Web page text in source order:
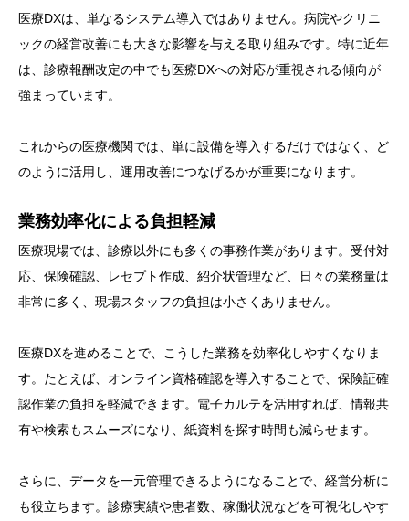
医療DXは、単なるシステム導入ではありません。病院やクリニ
ックの経営改善にも大きな影響を与える取り組みです。特に近年
は、診療報酬改定の中でも医療DXへの対応が重視される傾向が
強まっています。
これからの医療機関では、単に設備を導入するだけではなく、ど
のように活用し、運用改善につなげるかが重要になります。
業務効率化による負担軽減
医療現場では、診療以外にも多くの事務作業があります。受付対
応、保険確認、レセプト作成、紹介状管理など、日々の業務量は
非常に多く、現場スタッフの負担は小さくありません。
医療DXを進めることで、こうした業務を効率化しやすくなりま
す。たとえば、オンライン資格確認を導入することで、保険証確
認作業の負担を軽減できます。電子カルテを活用すれば、情報共
有や検索もスムーズになり、紙資料を探す時間も減らせます。
さらに、データを一元管理できるようになることで、経営分析に
も役立ちます。診療実績や患者数、稼働状況などを可視化しやす